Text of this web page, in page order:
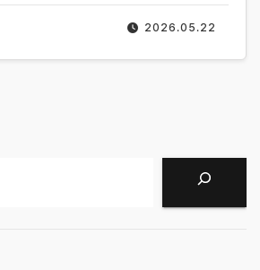
2026.05.22